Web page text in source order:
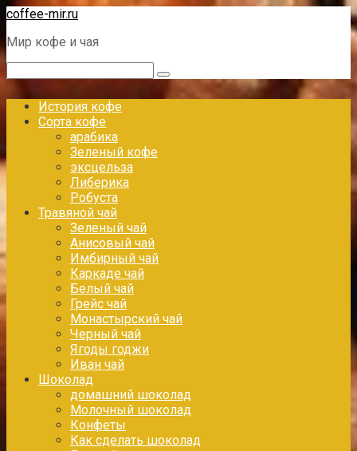
Перейти
контенту
coffee-mir.ru
Мир кофе и чая
История кофе
Сорта кофе
арабика
Зеленый кофе
эксцельза
Либерика
Робуста
Травяной чай
Зеленый чай
Анисовый чай
Имбирный чай
Каркаде чай
Белый чай
Грейс чай
Монастырский чай
Черный чай
Ягоды годжи
Иван чай
Шоколад
домашний шоколад
Молочный шоколад
Конфеты
Как сделать шоколад